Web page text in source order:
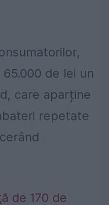
de lei un
care aparține
repetate